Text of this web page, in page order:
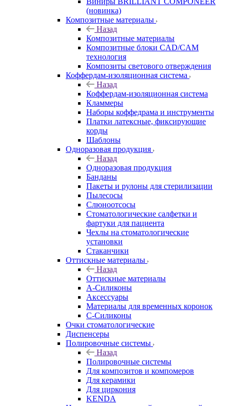
(новинка)
Композитные материалы
Назад
Композитные материалы
Композитные блоки CAD/СAM
технология
Композиты светового отверждения
Коффердам-изоляционная система
Назад
Коффердам-изоляционная система
Кламмеры
Наборы коффедрама и инструменты
Платки латексные, фиксирующие
корды
Шаблоны
Одноразовая продукция
Назад
Одноразовая продукция
Банданы
Пакеты и рулоны для стерилизации
Пылесосы
Слюноотсосы
Стоматологические салфетки и
фартуки для пациента
Чехлы на стоматологические
установки
Стаканчики
Оттискные материалы
Назад
Оттискные материалы
А-Силиконы
Аксессуары
Материалы для временных коронок
С-Силиконы
Очки стоматологические
Диспенсеры
Полировочные системы
Назад
Полировочные системы
Для композитов и компомеров
Для керамики
Для циркония
KENDA